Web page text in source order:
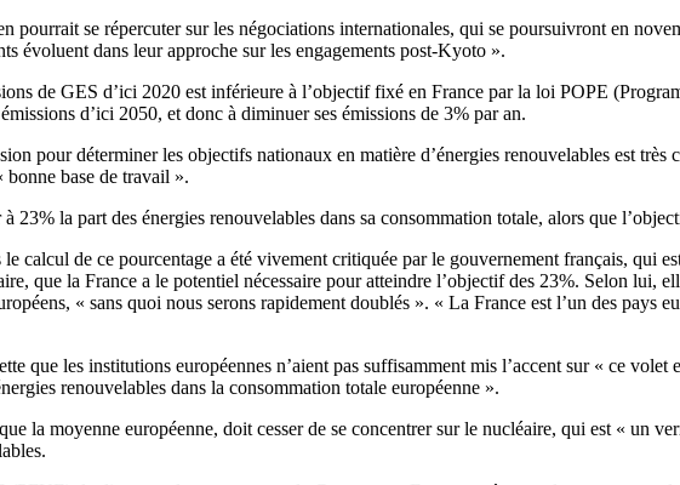
pourrait se répercuter sur les négociations internationales, qui se poursuivront en
évoluent dans leur approche sur les engagements post-Kyoto ».
de GES d’ici 2020 est inférieure à l’objectif fixé en France par la loi POPE
d’ici 2050, et donc à diminuer ses émissions de 3% par an.
pour déterminer les objectifs nationaux en matière d’énergies renouvelables est
bonne base de travail ».
23% la part des énergies renouvelables dans sa consommation totale, alors que
calcul de ce pourcentage a été vivement critiquée par le gouvernement français, qui
que la France a le potentiel nécessaire pour atteindre l’objectif des 23%. Selon lui,
« sans quoi nous serons rapidement doublés ». « La France est l’un des pays
que les institutions européennes n’aient pas suffisamment mis l’accent sur « ce
renouvelables dans la consommation totale européenne ».
la moyenne européenne, doit cesser de se concentrer sur le nucléaire, qui est « un